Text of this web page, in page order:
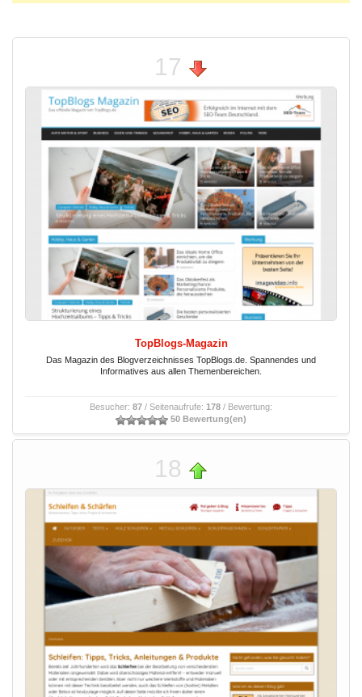
17
TopBlogs-Magazin
Das Magazin des Blogverzeichnisses TopBlogs.de. Spannendes und
Informatives aus allen Themenbereichen.
Besucher: 87 / Seitenaufrufe: 178 / Bewertung:
50 Bewertung(en)
18